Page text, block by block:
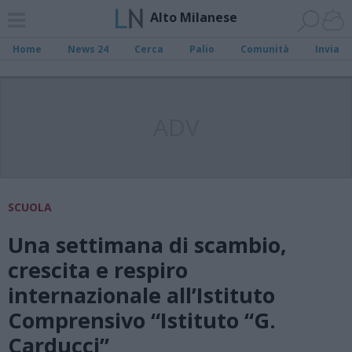
Alto Milanese
Home News 24 Cerca Palio Comunità Invia
SCUOLA
Una settimana di scambio,
crescita e respiro
internazionale all’Istituto
Comprensivo “Istituto “G.
Carducci”